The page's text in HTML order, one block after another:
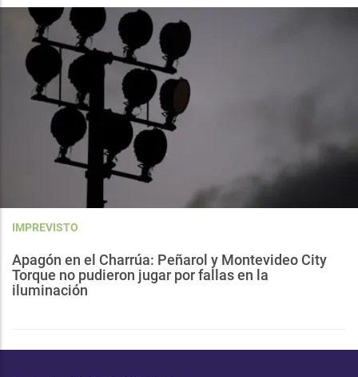
IMPREVISTO
Apagón en el Charrúa: Peñarol y Montevideo City
Torque no pudieron jugar por fallas en la
iluminación